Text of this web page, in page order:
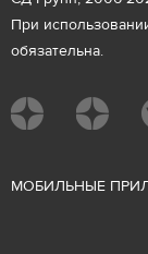
При
обязательна.
МОБИЛЬНЫЕ